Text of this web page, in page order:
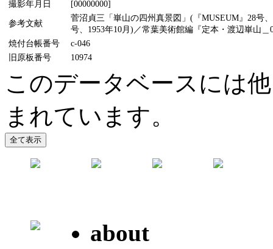
撮影年月日
[00000000]
参考文献
菅沼貞三「崋山の四州真景図」(『MUSEUM』28号
号、1953年10月)／常葉美術館編『定本・渡辺崋山
焼付台帳番号
c-046
旧原板番号
10974
このデータベースには
まれています。
about